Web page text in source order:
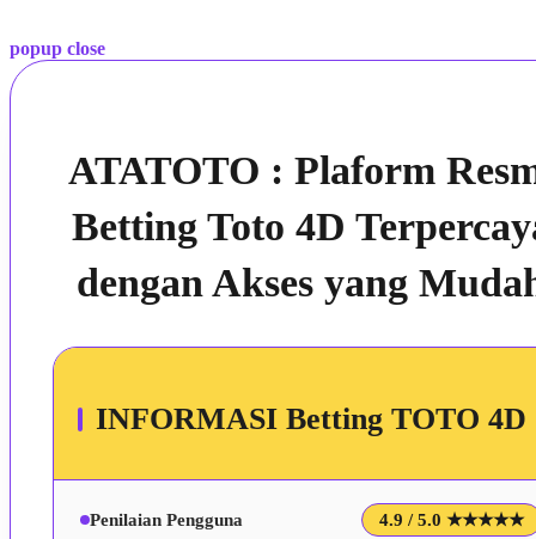
popup close
ATATOTO : Plaform
Betting Toto 4D
dengan Akses yang
INFORMASI Betting TOTO 4D
Penilaian Pengguna 4.9 / 5.0 ★★★★★